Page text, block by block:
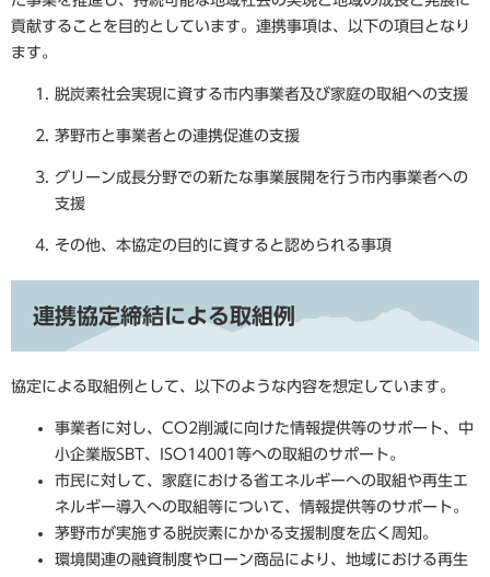
貢献することを目的としています。連携事項は、以下の項目となり
ます。
脱炭素社会実現に資する市内事業者及び家庭の取組への支援
茅野市と事業者との連携促進の支援
グリーン成長分野での新たな事業展開を行う市内事業者への
支援
その他、本協定の目的に資すると認められる事項
連携協定締結による取組例
協定による取組例として、以下のような内容を想定しています。
事業者に対し、CO2削減に向けた情報提供等のサポート、中
小企業版SBT、ISO14001等への取組のサポート。
市民に対して、家庭における省エネルギーへの取組や再生エ
ネルギー導入への取組等について、情報提供等のサポート。
茅野市が実施する脱炭素にかかる支援制度を広く周知。
環境関連の融資制度やローン商品により、地域における再生